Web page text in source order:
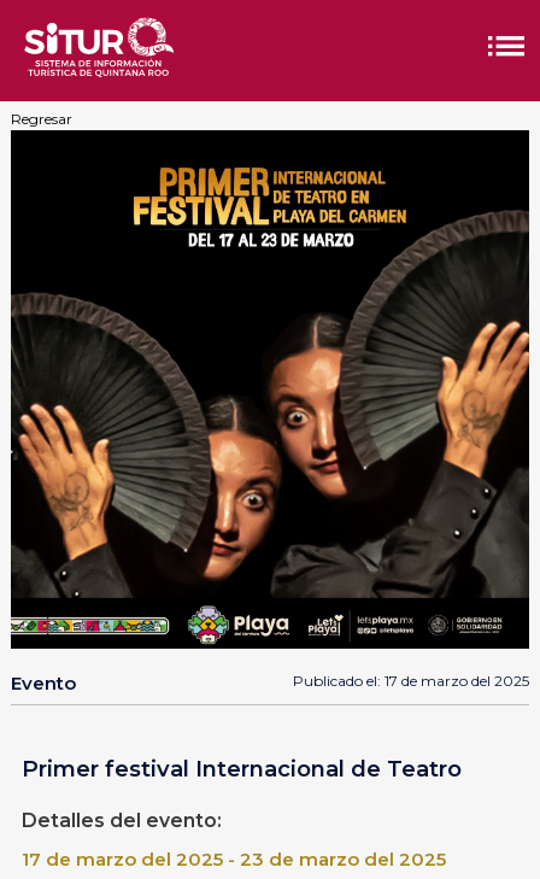
Regresar
Evento Publicado el: 17 de marzo del 2025
Primer festival Internacional de Teatro
Detalles del evento:
17 de marzo del 2025 - 23 de marzo del 2025